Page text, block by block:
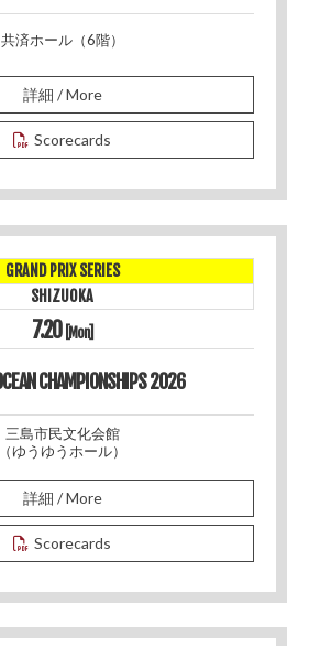
共済ホール（6階）
詳細 / More
Scorecards
GRAND PRIX SERIES
SHIZUOKA
7.20[Mon]
CHAMPIONSHIPS 2026
三島市民文化会館
（ゆうゆうホール）
詳細 / More
Scorecards